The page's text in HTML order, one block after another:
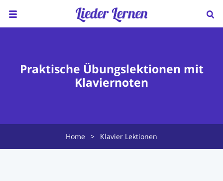
Über uns
Praktische Übungslektionen mit
Klaviernoten
Home > Klavier Lektionen